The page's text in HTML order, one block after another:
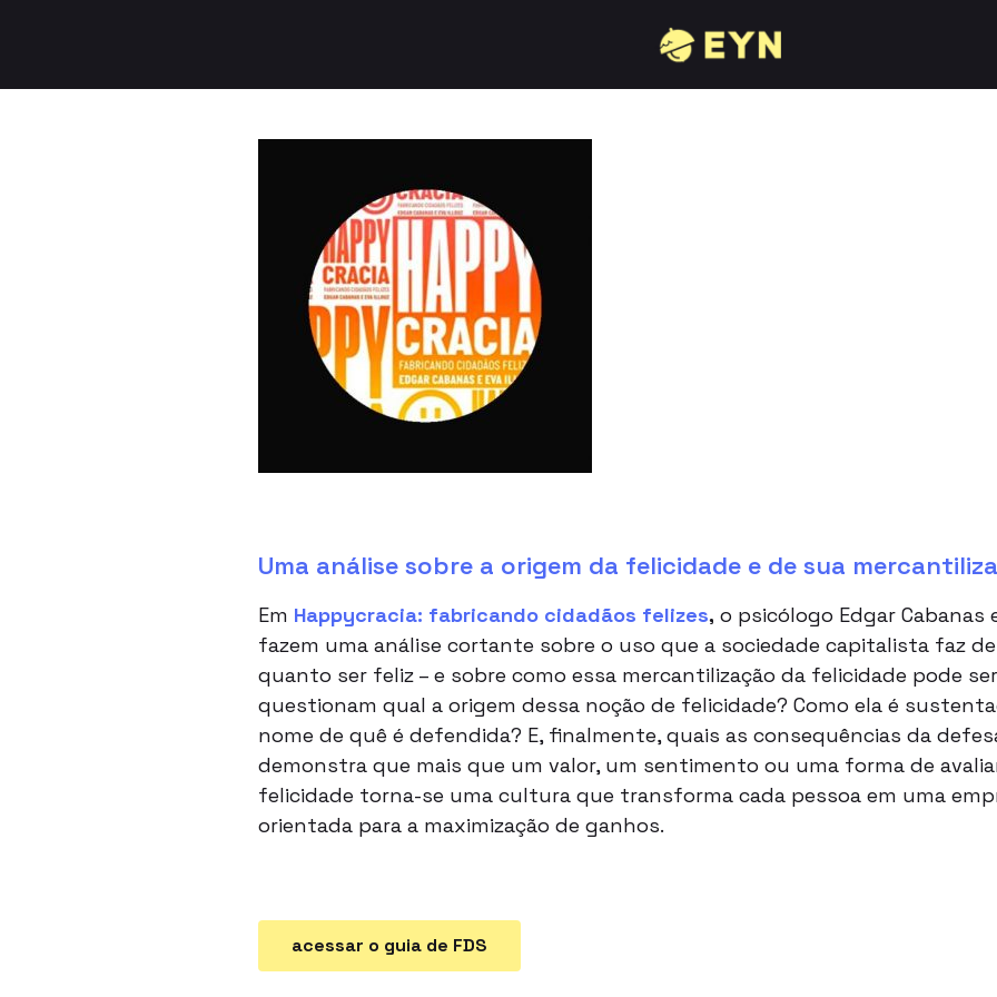
Uma análise sobre a origem da felicidade e de sua
Em Happycracia: fabricando cidadãos felizes, o psicólogo Edgar Cabanas
fazem uma análise cortante sobre o uso que a sociedade capitalista faz
quanto ser feliz – e sobre como essa mercantilização da felicidade pode
questionam qual a origem dessa noção de felicidade? Como ela é
nome de quê é defendida? E, finalmente, quais as consequências da
demonstra que mais que um valor, um sentimento ou uma forma de
felicidade torna-se uma cultura que transforma cada pessoa em uma
orientada para a maximização de ganhos.
acessar o guia de FDS